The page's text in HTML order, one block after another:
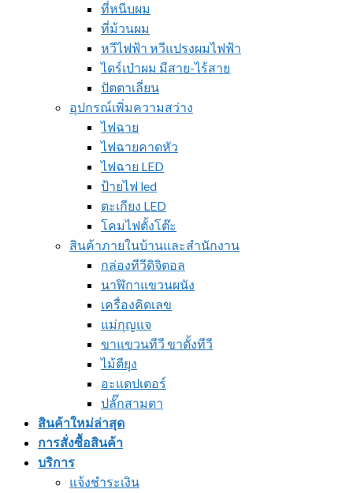
ที่หนีบผม
ที่ม้วนผม
หวีไฟฟ้า หวีแปรงผมไฟฟ้า
ไดร์เป่าผม มีสาย-ไร้สาย
ปัตตาเลี่ยน
อุปกรณ์เพิ่มความสว่าง
ไฟฉาย
ไฟฉายคาดหัว
ไฟฉาย LED
ป้ายไฟ led
ตะเกียง LED
โคมไฟตั้งโต๊ะ
สินค้าภายในบ้านและสำนักงาน
กล่องทีวีดิจิตอล
นาฬิกาแขวนผนัง
เครื่องคิดเลข
แม่กุญแจ
ขาแขวนทีวี ขาตั้งทีวี
ไม้ตียุง
อะแดปเตอร์
ปลั๊กสามตา
สินค้าใหม่ล่าสุด
การสั่งซื้อสินค้า
บริการ
แจ้งชำระเงิน